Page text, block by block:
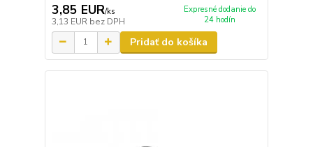
3,85 EUR/ks
3,13 EUR bez DPH
Expresné dodanie do
24 hodín
Pridať do košíka